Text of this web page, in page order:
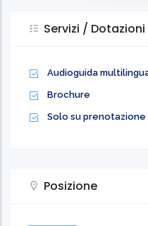
Servizi / Dotazioni
Audioguida
Brochure
Solo su prenotazione
Posizione